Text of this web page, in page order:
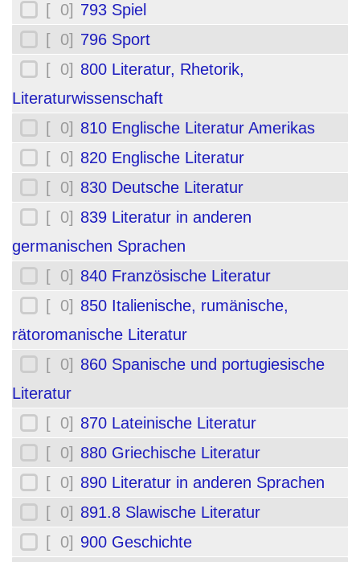
[ 0] 793 Spiel
[ 0] 796 Sport
[ 0] 800 Literatur, Rhetorik,
Literaturwissenschaft
[ 0] 810 Englische Literatur Amerikas
[ 0] 820 Englische Literatur
[ 0] 830 Deutsche Literatur
[ 0] 839 Literatur in anderen
germanischen Sprachen
[ 0] 840 Französische Literatur
[ 0] 850 Italienische, rumänische,
rätoromanische Literatur
[ 0] 860 Spanische und portugiesische
Literatur
[ 0] 870 Lateinische Literatur
[ 0] 880 Griechische Literatur
[ 0] 890 Literatur in anderen Sprachen
[ 0] 891.8 Slawische Literatur
[ 0] 900 Geschichte